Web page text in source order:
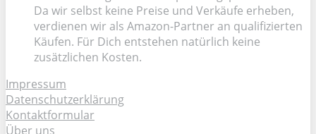
Da wir selbst keine Preise und Verkäufe erheben,
verdienen wir als Amazon-Partner an qualifizierten
Käufen. Für Dich entstehen natürlich keine
zusätzlichen Kosten.
Impressum
Datenschutzerklärung
Kontaktformular
Über uns